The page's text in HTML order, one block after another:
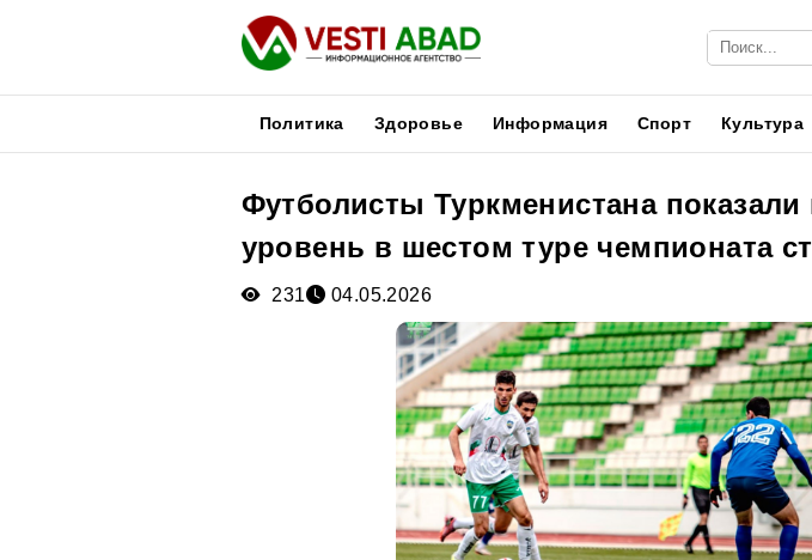
Политика Здоровье Информация Спорт Культура
Футболисты Туркменистана
уровень в шестом туре чемпионата
231 04.05.2026